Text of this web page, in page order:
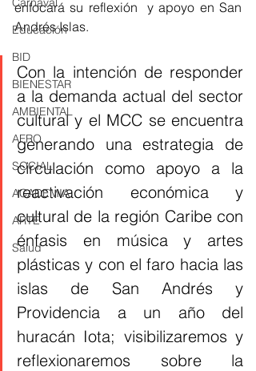
Educación
BID
BIENESTAR
AMBIENTAL
AFRO
SOCIAL
ACADEMIA
ARTE
Salud
enfocará su reflexión  y apoyo en San
Andrés Islas.
Con la intención de responder
a la demanda actual del sector
cultural y el MCC se encuentra
generando una estrategia de
circulación como apoyo a la
reactivación económica y
cultural de la región Caribe con
énfasis en música y artes
plásticas y con el faro hacia las
islas de San Andrés y
Providencia a un año del
huracán Iota; visibilizaremos y
reflexionaremos sobre la